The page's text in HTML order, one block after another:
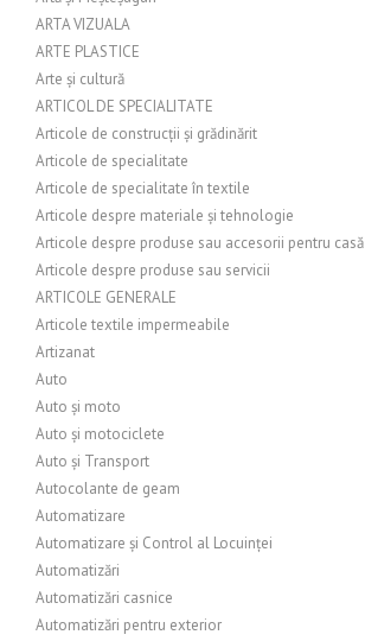
ARTA VIZUALA
ARTE PLASTICE
Arte și cultură
ARTICOL DE SPECIALITATE
Articole de construcții și grădinărit
Articole de specialitate
Articole de specialitate în textile
Articole despre materiale și tehnologie
Articole despre produse sau accesorii pentru casă
Articole despre produse sau servicii
ARTICOLE GENERALE
Articole textile impermeabile
Artizanat
Auto
Auto și moto
Auto și motociclete
Auto și Transport
Autocolante de geam
Automatizare
Automatizare și Control al Locuinței
Automatizări
Automatizări casnice
Automatizări pentru exterior